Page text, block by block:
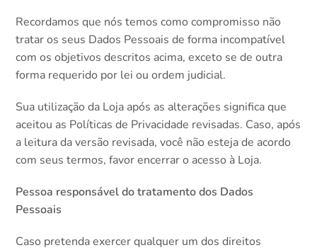
Recordamos que nós temos como compromisso não
tratar os seus Dados Pessoais de forma incompatível
com os objetivos descritos acima, exceto se de outra
forma requerido por lei ou ordem judicial.
Sua utilização da Loja após as alterações significa que
aceitou as Políticas de Privacidade revisadas. Caso, após
a leitura da versão revisada, você não esteja de acordo
com seus termos, favor encerrar o acesso à Loja.
Pessoa responsável do tratamento dos Dados
Pessoais
Caso pretenda exercer qualquer um dos direitos